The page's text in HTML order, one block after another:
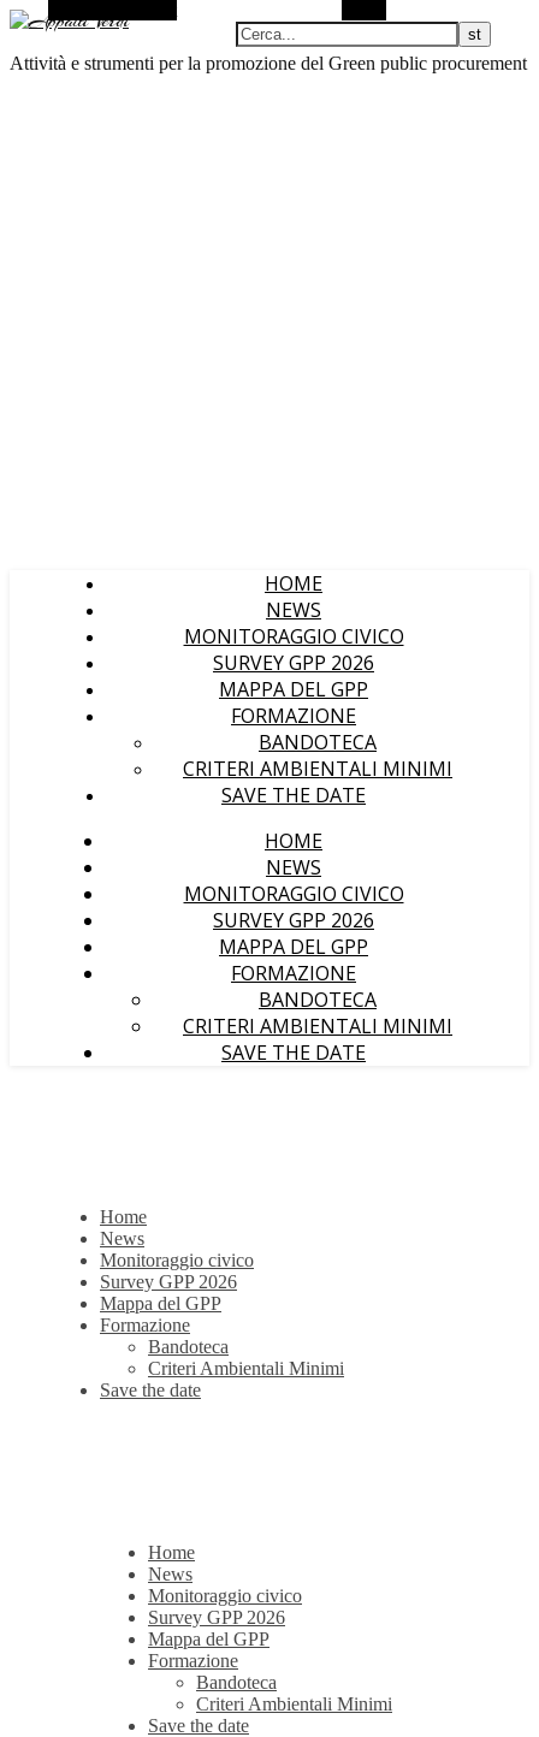
Attività e strumenti per la promozione del Green public procurement
HOME
NEWS
MONITORAGGIO CIVICO
SURVEY GPP 2026
MAPPA DEL GPP
FORMAZIONE
BANDOTECA
CRITERI AMBIENTALI MINIMI
SAVE THE DATE
HOME
NEWS
MONITORAGGIO CIVICO
SURVEY GPP 2026
MAPPA DEL GPP
FORMAZIONE
BANDOTECA
CRITERI AMBIENTALI MINIMI
SAVE THE DATE
Home
News
Monitoraggio civico
Survey GPP 2026
Mappa del GPP
Formazione
Bandoteca
Criteri Ambientali Minimi
Save the date
Home
News
Monitoraggio civico
Survey GPP 2026
Mappa del GPP
Formazione
Bandoteca
Criteri Ambientali Minimi
Save the date